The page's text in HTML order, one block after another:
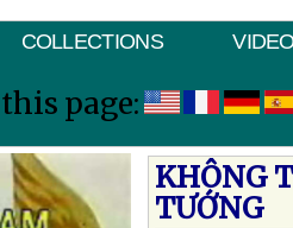
COLLECTIONS
page:
KHÔNG
TƯỚNG